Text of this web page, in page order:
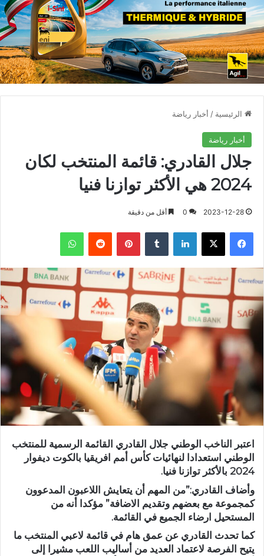
الرئيسية / أخبار رياضة
أخبار رياضة
جلال القادري: قائمة المنتخب لكان
2024 هي الأكثر توازنا فنيا
2023-12-28
0 أقل من دقيقة
فيسبوك X لينكدإن بينتيريست واتساب
اعتبر الناخب الوطني جلال القادري القائمة الرسمية للمنتخب
الوطني استعدادا لنهائيات كأس أمم افريقيا بالكوت ديفوار
2024 بالأكثر توازنا فنيا.
وأضاف القادري:”من المهم أن يتعايش اللاعبون المدعوون
كمجموعة مع بعضهم وتقديم الاضافة” مؤكدا أنه من
المستحيل ارضاء الجميع في القائمة.
كما تحدث القادري عن عمق هام في قائمة لاعبي المنتخب ما
يتيح الفرصة لاعتماد العديد من أساليب اللعب مشيرا إلى